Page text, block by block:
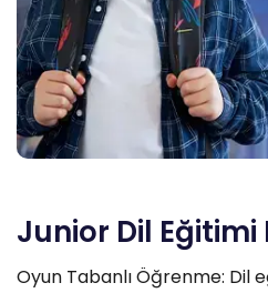
Junior Dil Eğitimi
Oyun Tabanlı Öğrenme: Dil